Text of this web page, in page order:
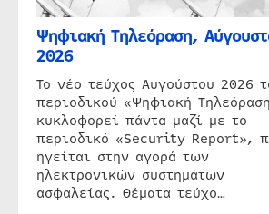
Ψηφιακή Τηλεόραση,
2026
Το νέο τεύχος Αυγούστου 2026
περιοδικού «Ψηφιακή
κυκλοφορεί πάντα μαζί με το
περιοδικό «Security Report»,
ηγείται στην αγορά των
ηλεκτρονικών συστημάτων
ασφαλείας. Θέματα τεύχο…